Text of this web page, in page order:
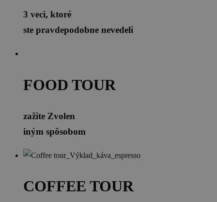
3 veci, ktoré
ste pravdepodobne nevedeli
FOOD TOUR
zažite Zvolen
iným spôsobom
COFFEE TOUR